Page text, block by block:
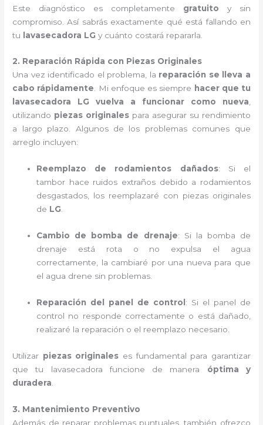
Este diagnóstico es completamente gratuito y sin
compromiso. Así sabrás exactamente qué está fallando en
tu lavasecadora LG y cuánto costará repararla.
2. Reparación Rápida con Piezas Originales
Una vez identificado el problema, la reparación se lleva a
cabo rápidamente. Mi enfoque es siempre hacer que tu
lavasecadora LG vuelva a funcionar como nueva,
utilizando piezas originales para asegurar su rendimiento
a largo plazo. Algunos de los problemas comunes que
arreglo incluyen:
Reemplazo de rodamientos dañados: Si el
tambor hace ruidos extraños debido a rodamientos
desgastados, los reemplazaré con piezas originales
de LG.
Cambio de bomba de drenaje: Si la bomba de
drenaje está rota o no expulsa el agua
correctamente, la cambiaré por una nueva para que
el agua drene sin problemas.
Reparación del panel de control : Si el panel de
control no responde correctamente o está dañado,
realizaré la reparación o el reemplazo necesario.
Utilizar piezas originales es fundamental para garantizar
que tu lavasecadora funcione de manera óptima y
duradera
3. Mantenimiento Preventivo
Además de reparar problemas puntuales, también ofrezco